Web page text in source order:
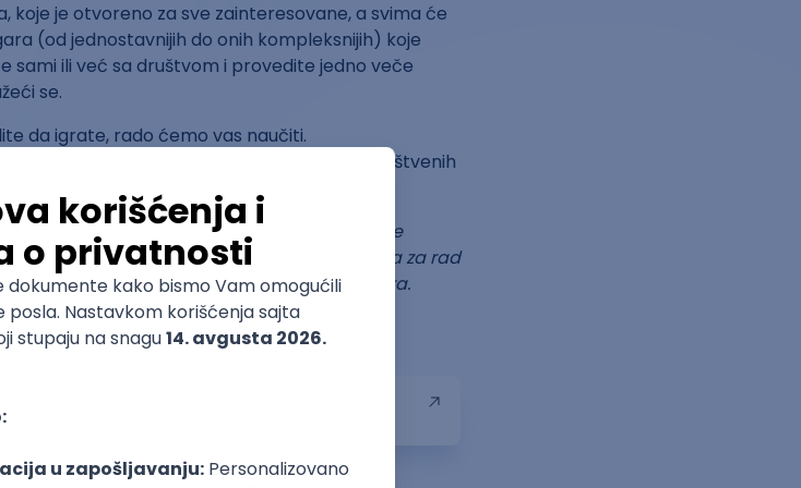
koje je otvoreno za sve zainteresovane, a svima će
(od jednostavnijih do onih kompleksnijih) koje
sami ili već sa društvom i provedite jedno veče
se.
da igrate, rado ćemo vas naučiti.
grickalice i hrana nisu dozvoljeni pored društvenih
igrate a garantujemo da ćete se zabaviti) se
igara koje nisu jeftine i kao podrška za rad
događaja radi popularizacije društvenih igara.